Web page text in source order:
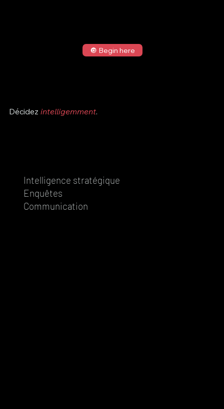
🔘 Begin here
Décidez intelligemment.
Intelligence stratégique
Enquêtes
Communication